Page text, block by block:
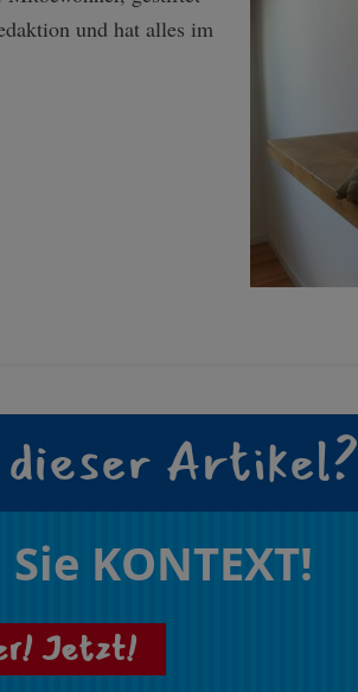
und hat alles im
Artikel?
KONTEXT!
Jetzt!